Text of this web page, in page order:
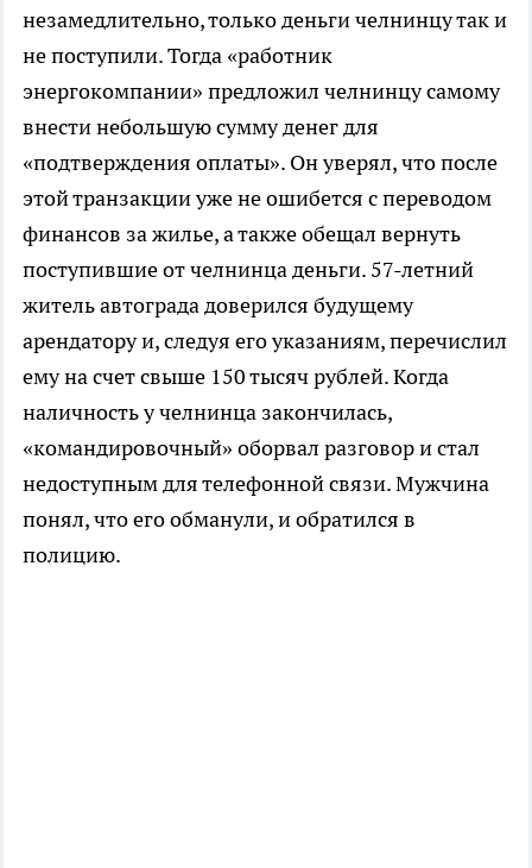
незамедлительно, только деньги челнинцу так и
не поступили. Тогда «работник
энергокомпании» предложил челнинцу самому
внести небольшую сумму денег для
«подтверждения оплаты». Он уверял, что после
этой транзакции уже не ошибется с переводом
финансов за жилье, а также обещал вернуть
поступившие от челнинца деньги. 57-летний
житель автограда доверился будущему
арендатору и, следуя его указаниям, перечислил
ему на счет свыше 150 тысяч рублей. Когда
наличность у челнинца закончилась,
«командировочный» оборвал разговор и стал
недоступным для телефонной связи. Мужчина
понял, что его обманули, и обратился в
полицию.